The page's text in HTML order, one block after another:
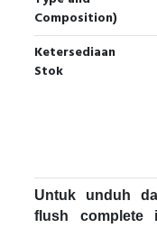
Composition)
Ketersediaan
Stok
Untuk unduh
flush complete